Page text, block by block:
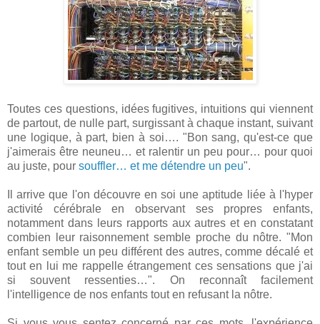
Toutes ces questions, idées fugitives, intuitions qui viennent
de partout, de nulle part, surgissant à chaque instant, suivant
une logique, à part, bien à soi…. "Bon sang, qu'est-ce que
j'aimerais être neuneu… et ralentir un peu pour… pour quoi
au juste, pour souffler… et me détendre un peu".
Il arrive que l'on découvre en soi une aptitude liée à l'hyper
activité cérébrale en observant ses propres enfants,
notamment dans leurs rapports aux autres et en constatant
combien leur raisonnement semble proche du nôtre. "Mon
enfant semble un peu différent des autres, comme décalé et
tout en lui me rappelle étrangement ces sensations que j'ai
si souvent ressenties…". On reconnaît facilement
l'intelligence de nos enfants tout en refusant la nôtre.